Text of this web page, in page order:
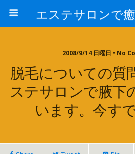
2008/9/14 日曜日 • No
脱毛についての質
ステサロンで腋下
います。今す